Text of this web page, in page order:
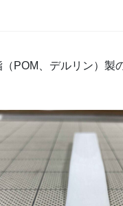
POM、デルリン）製